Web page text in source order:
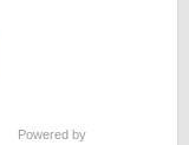
Powered by